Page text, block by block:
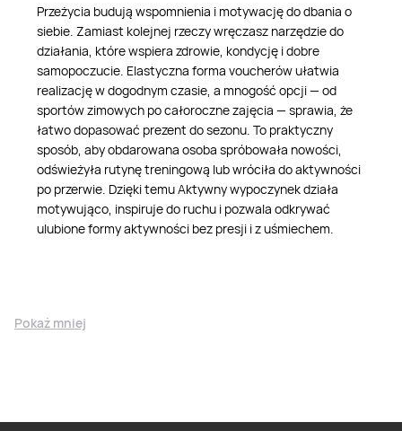
Przeżycia budują wspomnienia i motywację do dbania o
siebie. Zamiast kolejnej rzeczy wręczasz narzędzie do
działania, które wspiera zdrowie, kondycję i dobre
samopoczucie. Elastyczna forma voucherów ułatwia
realizację w dogodnym czasie, a mnogość opcji — od
sportów zimowych po całoroczne zajęcia — sprawia, że
łatwo dopasować prezent do sezonu. To praktyczny
sposób, aby obdarowana osoba spróbowała nowości,
odświeżyła rutynę treningową lub wróciła do aktywności
po przerwie. Dzięki temu Aktywny wypoczynek działa
motywująco, inspiruje do ruchu i pozwala odkrywać
ulubione formy aktywności bez presji i z uśmiechem.
Pokaż mniej